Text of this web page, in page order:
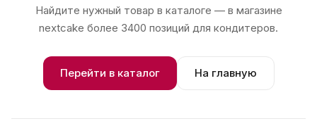
Найдите нужный товар в каталоге — в магазине
nextcake более 3400 позиций для кондитеров.
Перейти в каталог На главную